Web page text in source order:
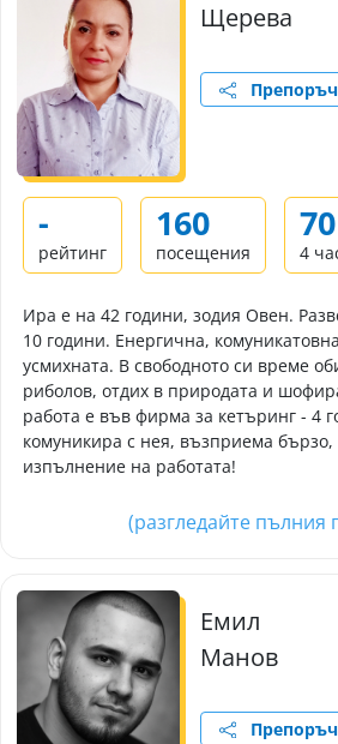
Щерева
-
рейтинг
160
посещения
70
4
Ира е на 42 години, зодия Овен.
10 години. Енергична,
усмихната. В свободното си време
риболов, отдих в природата и
работа е във фирма за кетъринг - 4
комуникира с нея, възприема бързо,
изпълнение на работата!
(разгледайте пълния
Емил
Манов